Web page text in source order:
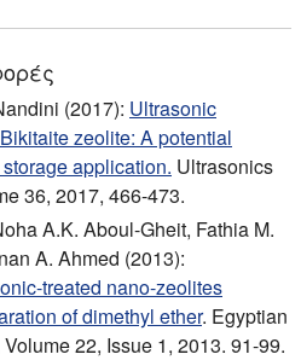
(2017): Ultrasonic
zeolite: A potential
application. Ultrasonics
36, 2017, 466-473.
A.K. Aboul-Gheit, Fathia M.
A. Ahmed (2013):
treated nano-zeolites
of dimethyl ether. Egyptian
22, Issue 1, 2013. 91-99.